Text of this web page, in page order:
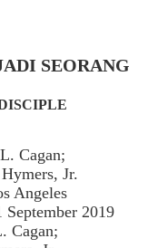
SEORANG
Cagan;
Jr.
Angeles
2019
Cagan;